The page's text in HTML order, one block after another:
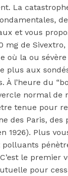
La
et vous
de
la ou sévère
plus aux
À l’heure du
normal de
tenue pour
des Paris,
1926). Plus
le premier
pour